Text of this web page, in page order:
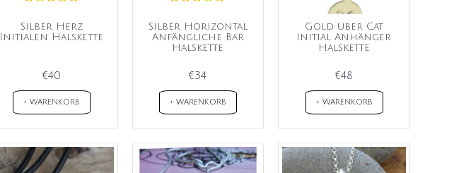
Silber Herz
Initialen Halskette
€40
+ WARENKORB
Silber Horizontal
Anfängliche Bar
Halskette
€34
+ WARENKORB
Gold über Cat
Initial Anhänger
Halskette
€48
+ WARENKORB